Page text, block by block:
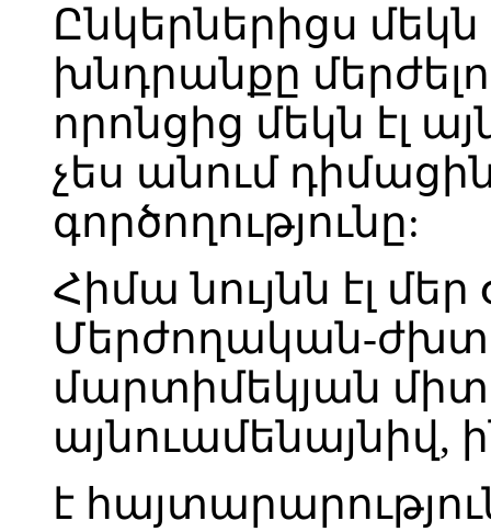
Ընկերներիցս մեկն
խնդրանքը
որոնցից մեկն էլ
չես անում
գործողությունը:
Հիմա նույնն էլ
Մերժողական-
մարտիմեկյան
այնուամենայնիվ,
է